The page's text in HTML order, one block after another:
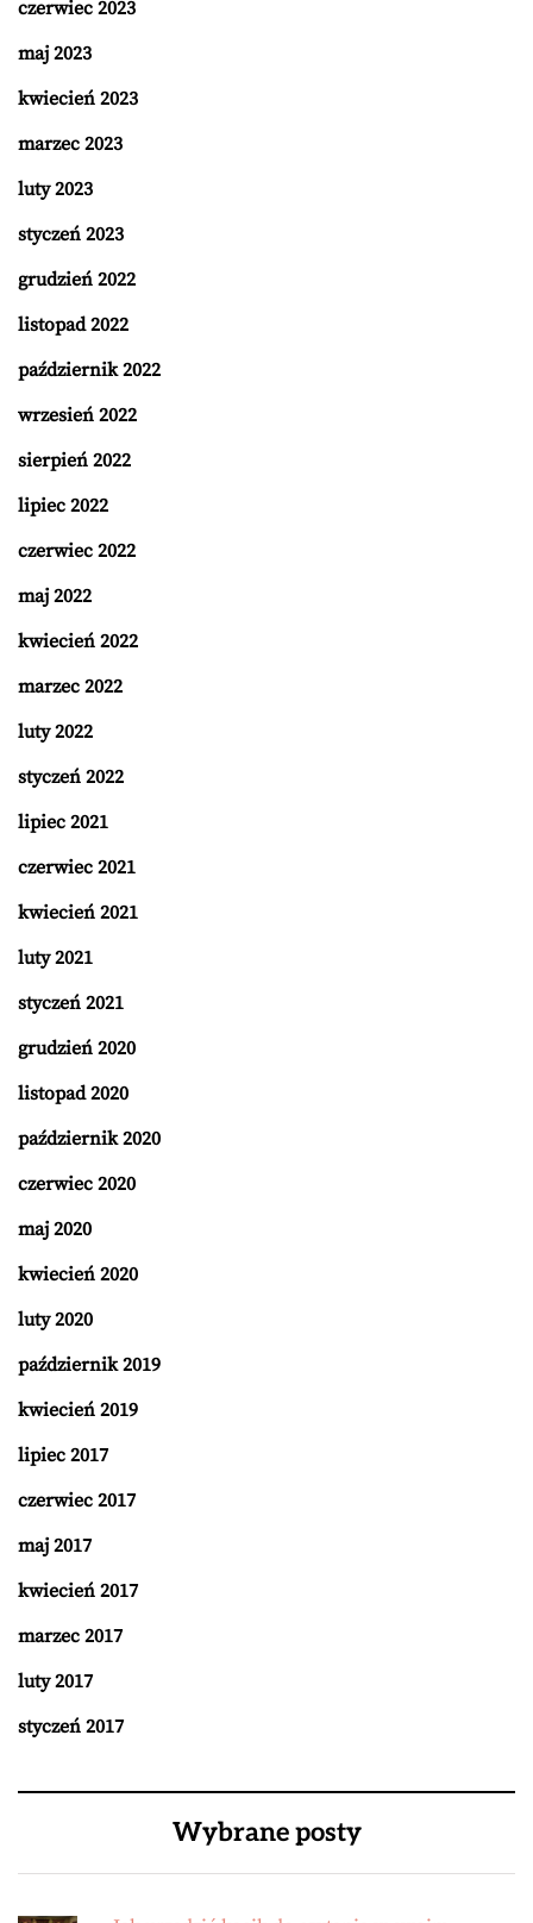
czerwiec 2023
maj 2023
kwiecień 2023
marzec 2023
luty 2023
styczeń 2023
grudzień 2022
listopad 2022
październik 2022
wrzesień 2022
sierpień 2022
lipiec 2022
czerwiec 2022
maj 2022
kwiecień 2022
marzec 2022
luty 2022
styczeń 2022
lipiec 2021
czerwiec 2021
kwiecień 2021
luty 2021
styczeń 2021
grudzień 2020
listopad 2020
październik 2020
czerwiec 2020
maj 2020
kwiecień 2020
luty 2020
październik 2019
kwiecień 2019
lipiec 2017
czerwiec 2017
maj 2017
kwiecień 2017
marzec 2017
luty 2017
styczeń 2017
Wybrane posty